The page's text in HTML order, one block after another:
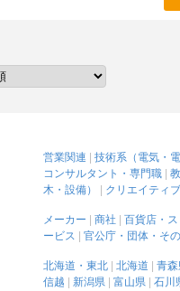
営業関連 技術系（電気・電
コンサルタント・専門職
木・設備）
クリエイティ
メーカー 商社 百貨店・
ービス
官公庁・団体・そ
北海道・東北 北海道 青
信越
新潟県 富山県 石川